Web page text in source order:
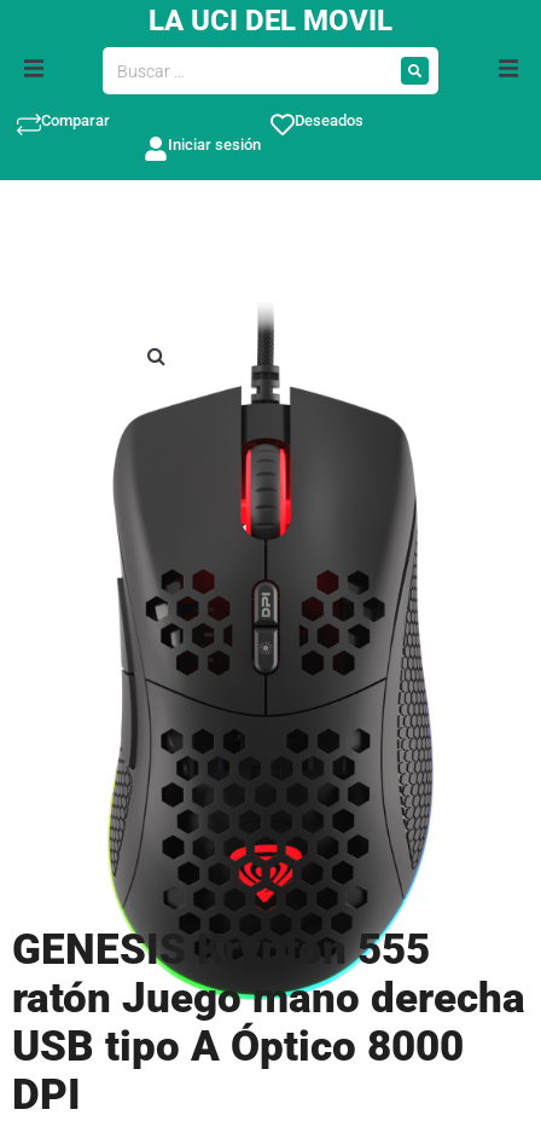
LA UCI DEL MOVIL
Comparar
Deseados
Iniciar sesión
GENESIS Krypton 555
ratón Juego mano derecha
USB tipo A Óptico 8000
DPI